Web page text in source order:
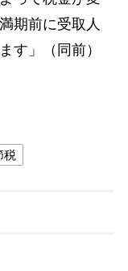
期前に受取人
す」（同前）
税